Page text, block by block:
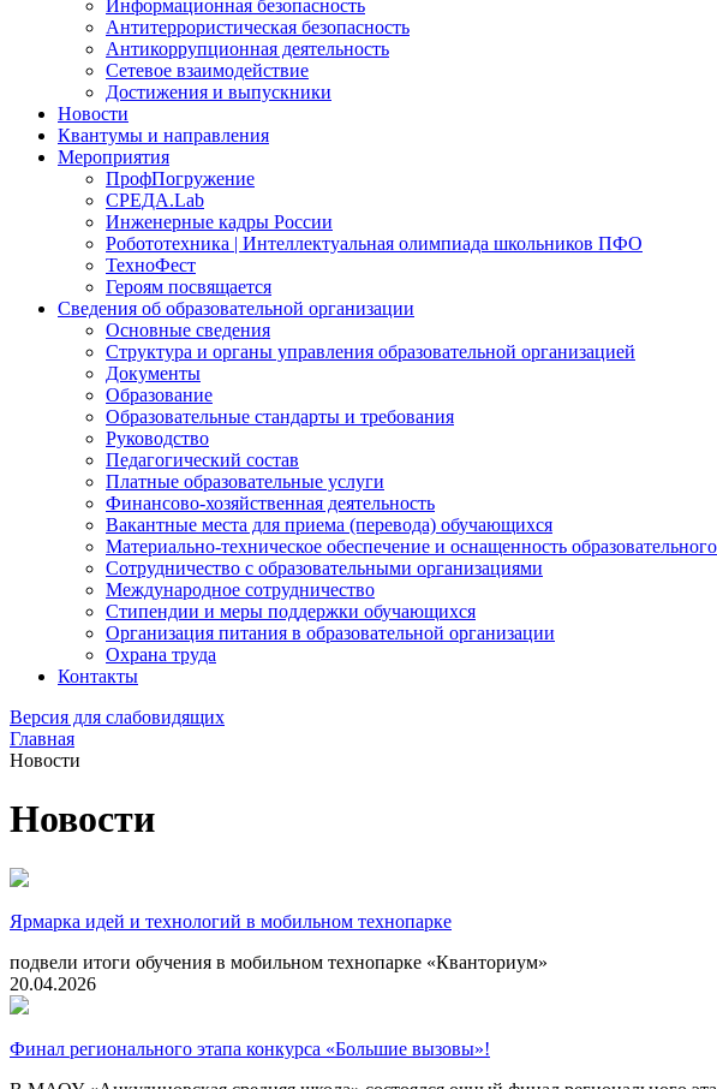
Информационная безопасность
Антитеррористическая безопасность
Антикоррупционная деятельность
Сетевое взаимодействие
Достижения и выпускники
Новости
Квантумы и направления
Мероприятия
ПрофПогружение
СРЕДА.Lab
Инженерные кадры России
Робототехника | Интеллектуальная олимпиада школьников ПФО
ТехноФест
Героям посвящается
Сведения об образовательной организации
Основные сведения
Структура и органы управления образовательной организацией
Документы
Образование
Образовательные стандарты и требования
Руководство
Педагогический состав
Платные образовательные услуги
Финансово-хозяйственная деятельность
Вакантные места для приема (перевода) обучающихся
Материально-техническое обеспечение и оснащенность
Сотрудничество с образовательными организациями
Международное сотрудничество
Стипендии и меры поддержки обучающихся
Организация питания в образовательной организации
Охрана труда
Контакты
Версия для слабовидящих
Главная
Новости
Новости
Ярмарка идей и технологий в мобильном технопарке
подвели итоги обучения в мобильном технопарке «Кванториум»
20.04.2026
Финал регионального этапа конкурса «Большие вызовы»!